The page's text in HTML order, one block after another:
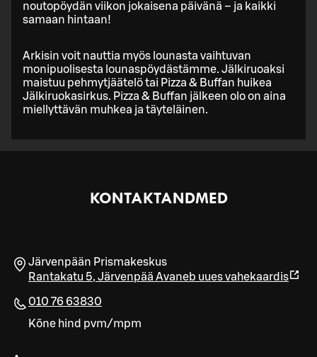
noutopöydän viikon jokaisena päivänä – ja kaikki
samaan hintaan!
Arkisin voit nauttia myös lounasta vaihtuvan
monipuolisesta lounaspöydästämme. Jälkiruoaksi
maistuu pehmytjäätelö tai Pizza & Buffan huikea
Jälkiruokasirkus. Pizza & Buffan jälkeen olo on aina
miellyttävän muhkea ja täyteläinen.
KONTAKTANDMED
Järvenpään Prismakeskus
Rantakatu 5, Järvenpää Avaneb uues vahekaardis
010 76 63830
Kõne hind pvm/mpm